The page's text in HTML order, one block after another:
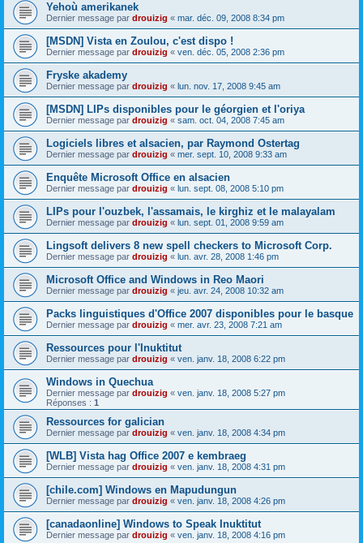
Yehoù amerikanek
Dernier message par drouizig « mar. déc. 09, 2008 8:34 pm
[MSDN] Vista en Zoulou, c'est dispo !
Dernier message par drouizig « ven. déc. 05, 2008 2:36 pm
Fryske akademy
Dernier message par drouizig « lun. nov. 17, 2008 9:45 am
[MSDN] LIPs disponibles pour le géorgien et l'oriya
Dernier message par drouizig « sam. oct. 04, 2008 7:45 am
Logiciels libres et alsacien, par Raymond Ostertag
Dernier message par drouizig « mer. sept. 10, 2008 9:33 am
Enquête Microsoft Office en alsacien
Dernier message par drouizig « lun. sept. 08, 2008 5:10 pm
LIPs pour l'ouzbek, l'assamais, le kirghiz et le malayalam
Dernier message par drouizig « lun. sept. 01, 2008 9:59 am
Lingsoft delivers 8 new spell checkers to Microsoft Corp.
Dernier message par drouizig « lun. avr. 28, 2008 1:46 pm
Microsoft Office and Windows in Reo Maori
Dernier message par drouizig « jeu. avr. 24, 2008 10:32 am
Packs linguistiques d'Office 2007 disponibles pour le basque
Dernier message par drouizig « mer. avr. 23, 2008 7:21 am
Ressources pour l'Inuktitut
Dernier message par drouizig « ven. janv. 18, 2008 6:22 pm
Windows in Quechua
Dernier message par drouizig « ven. janv. 18, 2008 5:27 pm
Réponses : 1
Ressources for galician
Dernier message par drouizig « ven. janv. 18, 2008 4:34 pm
[WLB] Vista hag Office 2007 e kembraeg
Dernier message par drouizig « ven. janv. 18, 2008 4:31 pm
[chile.com] Windows en Mapudungun
Dernier message par drouizig « ven. janv. 18, 2008 4:26 pm
[canadaonline] Windows to Speak Inuktitut
Dernier message par drouizig « ven. janv. 18, 2008 4:16 pm